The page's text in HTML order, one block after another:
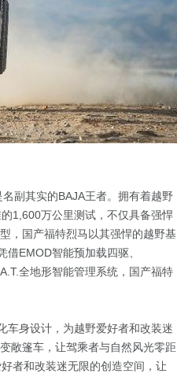
副其实的BAJA王者。拥有着越野
1,600万公里测试，不仅具备强悍
，国产福特烈马以其强悍的越野基
EMOD智能预加载四驱、
全地形智能管理系统，国产福特
车身设计，为越野爱好者和改装迷
敞篷车，让驾乘者与自然风光零距
者和改装迷无限的创造空间，让